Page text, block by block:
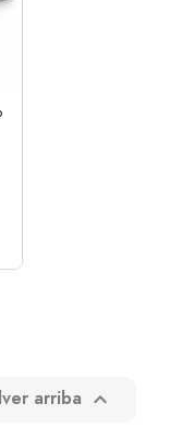
arriba 